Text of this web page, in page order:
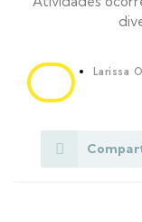
Larissa